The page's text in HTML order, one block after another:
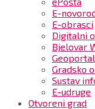
E-
E-obrasci
Digitalni
Bjelovar
Gradsko
Sustav
E-udruge
Otvoreni grad